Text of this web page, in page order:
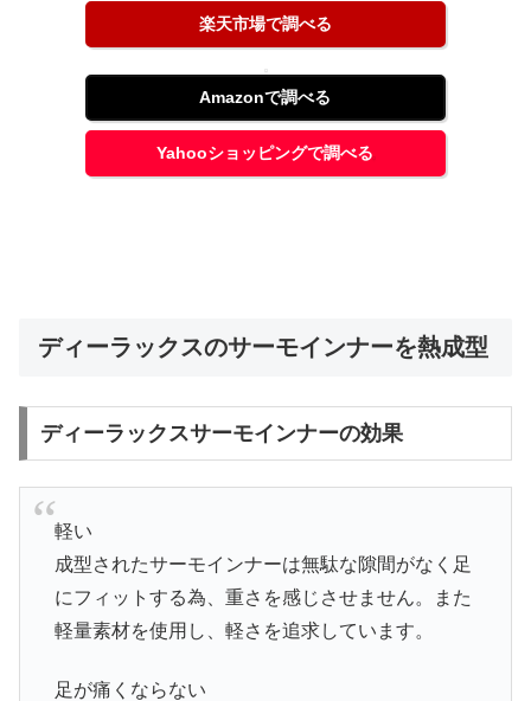
楽天市場で調べる
Amazonで調べる
Yahooショッピングで調べる
ディーラックスのサーモインナーを熱成型
ディーラックスサーモインナーの効果
軽い
成型されたサーモインナーは無駄な隙間がなく足
にフィットする為、重さを感じさせません。また
軽量素材を使用し、軽さを追求しています。
足が痛くならない